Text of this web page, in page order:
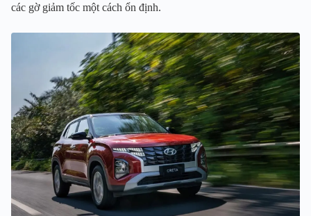
các gờ giảm tốc một cách ổn định.